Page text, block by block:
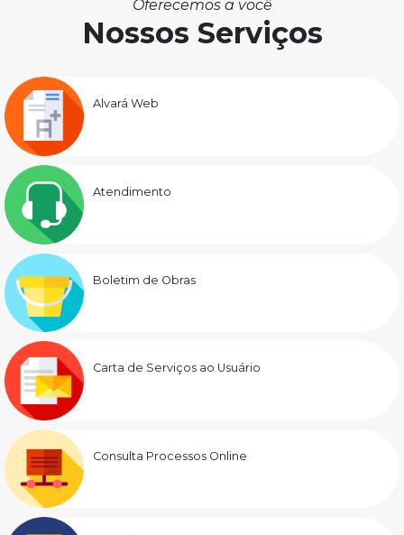
Oferecemos a você
Nossos Serviços
Alvará Web
Atendimento
Boletim de Obras
Carta de Serviços ao Usuário
Consulta Processos Online